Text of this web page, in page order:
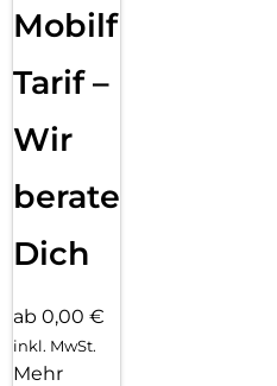
Mobilfunk
Tarif –
Wir
beraten
Dich
ab 0,00 €
inkl. MwSt.
Mehr